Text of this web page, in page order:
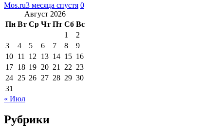
Mos.ru3 месяца спустя 0
Август 2026
Пн Вт Ср Чт Пт Сб Вс
1
2
3
4 5 6 7 8
9
10 11 12 13 14 15 16
17 18 19 20 21 22 23
24 25 26 27 28 29 30
31
« Июл
Рубрики